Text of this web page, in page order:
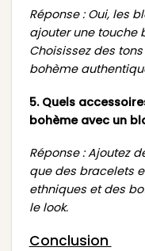
Réponse : Oui, les
ajouter une touche
Choisissez des
bohème
5. Quels
bohème avec un
Réponse : Ajoutez
que des bracelets
ethniques et des
le look.
Conclusion